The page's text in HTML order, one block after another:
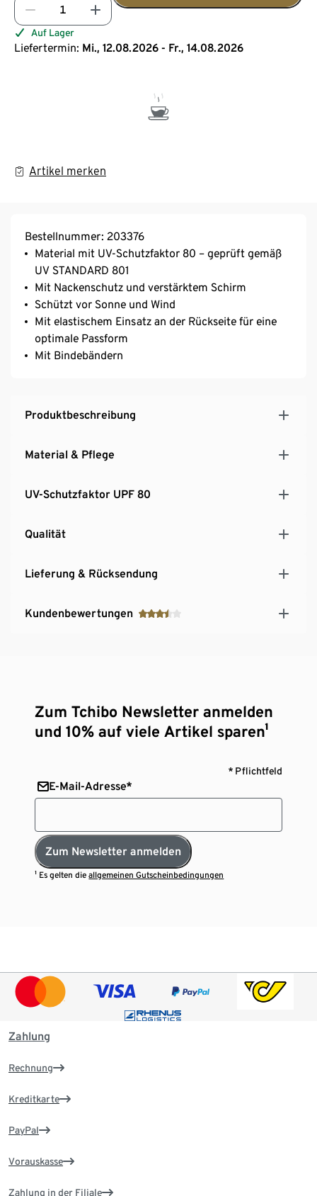
Auf Lager
Liefertermin: Mi., 12.08.2026 - Fr., 14.08.2026
Artikel merken
Bestellnummer: 203376
Material mit UV-Schutzfaktor 80 – geprüft gemäß
UV STANDARD 801
Mit Nackenschutz und verstärktem Schirm
Schützt vor Sonne und Wind
Mit elastischem Einsatz an der Rückseite für eine
optimale Passform
Mit Bindebändern
Produktbeschreibung
Material & Pflege
UV-Schutzfaktor UPF 80
Qualität
Lieferung & Rücksendung
Kundenbewertungen
Zum Tchibo Newsletter anmelden
und 10% auf viele Artikel sparen¹
* Pflichtfeld
E-Mail-Adresse*
Zum Newsletter anmelden
¹ Es gelten dieallgemeinen Gutscheinbedingungen
Zahlung
Rechnung
Kreditkarte
PayPal
Vorauskasse
Zahlung in der Filiale